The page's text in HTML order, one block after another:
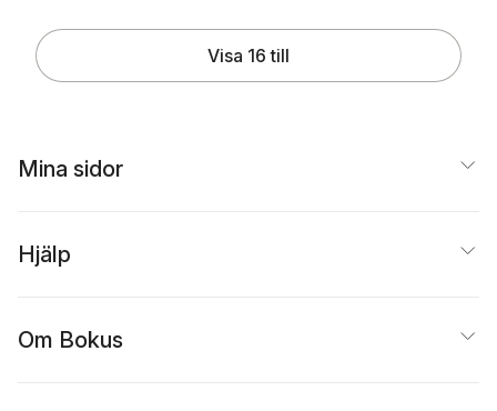
Visa 16 till
Mina sidor
Hjälp
Om Bokus